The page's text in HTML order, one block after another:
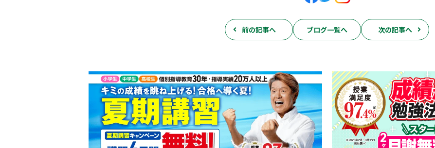
前の記事へ ブログ一覧へ 次の記事へ